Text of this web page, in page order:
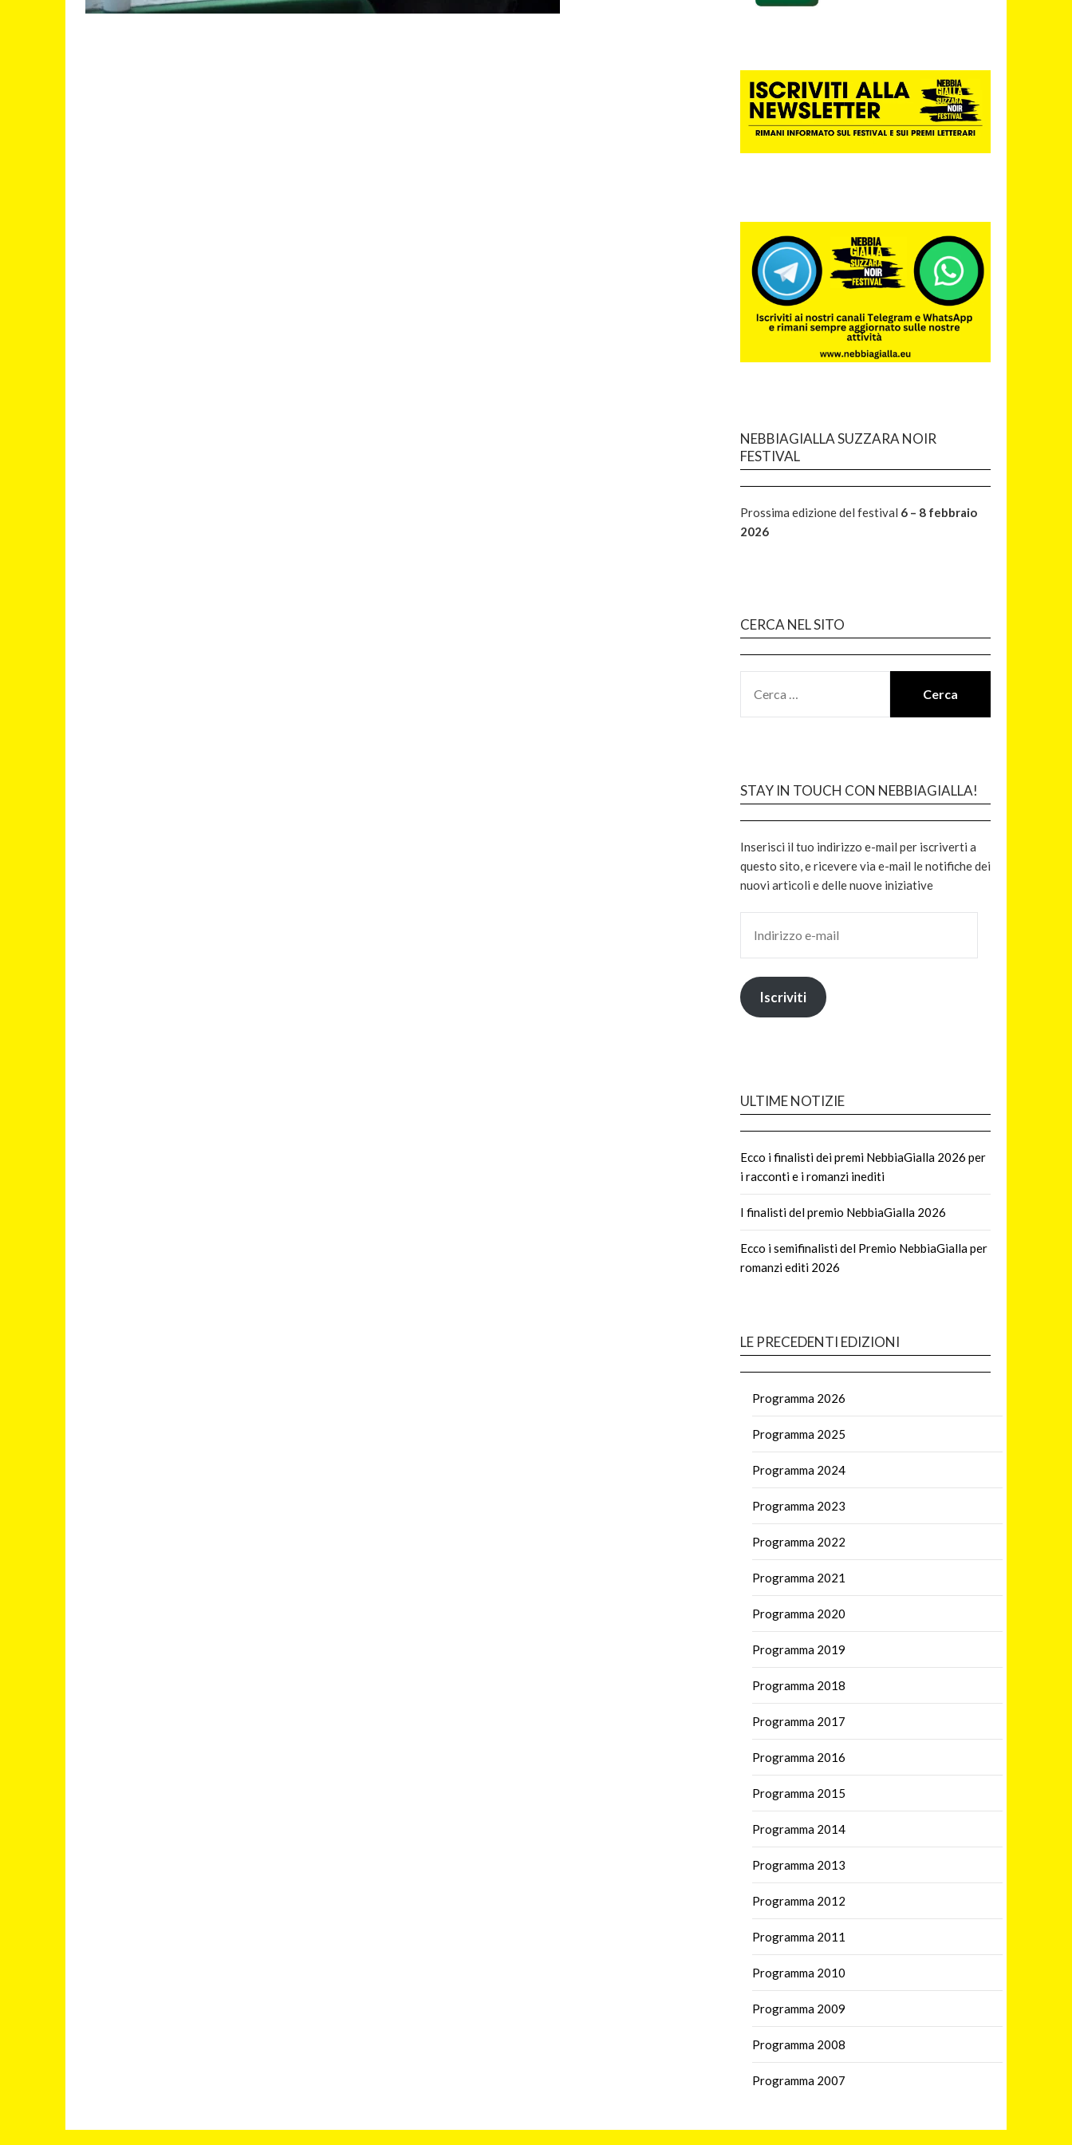
NEBBIAGIALLA SUZZARA NOIR
FESTIVAL
Prossima edizione del festival 6 – 8 febbraio
2026
CERCA NEL SITO
STAY IN TOUCH CON NEBBIAGIALLA!
Inserisci il tuo indirizzo e-mail per iscriverti a
questo sito, e ricevere via e-mail le notifiche dei
nuovi articoli e delle nuove iniziative
Iscriviti
ULTIME NOTIZIE
Ecco i finalisti dei premi NebbiaGialla 2026 per
i racconti e i romanzi inediti
I finalisti del premio NebbiaGialla 2026
Ecco i semifinalisti del Premio NebbiaGialla per
romanzi editi 2026
LE PRECEDENTI EDIZIONI
Programma 2026
Programma 2025
Programma 2024
Programma 2023
Programma 2022
Programma 2021
Programma 2020
Programma 2019
Programma 2018
Programma 2017
Programma 2016
Programma 2015
Programma 2014
Programma 2013
Programma 2012
Programma 2011
Programma 2010
Programma 2009
Programma 2008
Programma 2007